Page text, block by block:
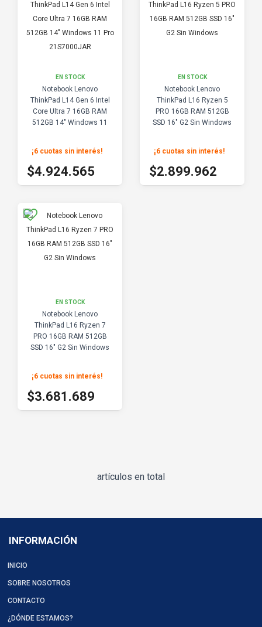
EN STOCK
Notebook Lenovo
ThinkPad L14 Gen 6 Intel
Core Ultra 7 16GB RAM
512GB 14" Windows 11
¡6 cuotas sin interés!
$5.471.739
$4.924.565
EN STOCK
Notebook Lenovo
ThinkPad L16 Ryzen 5
PRO 16GB RAM 512GB
SSD 16" G2 Sin Windows
¡6 cuotas sin interés!
$3.222.180
$2.899.962
EN STOCK
Notebook Lenovo
ThinkPad L16 Ryzen 7
PRO 16GB RAM 512GB
SSD 16" G2 Sin Windows
¡6 cuotas sin interés!
$4.090.766
$3.681.689
artículos en total
INFORMACIÓN
INICIO
SOBRE NOSOTROS
CONTACTO
¿DÓNDE ESTAMOS?